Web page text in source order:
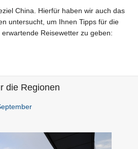
China. Hierfür haben wir auch das
untersucht, um Ihnen Tipps für die
Reisewetter zu geben:
die Regionen